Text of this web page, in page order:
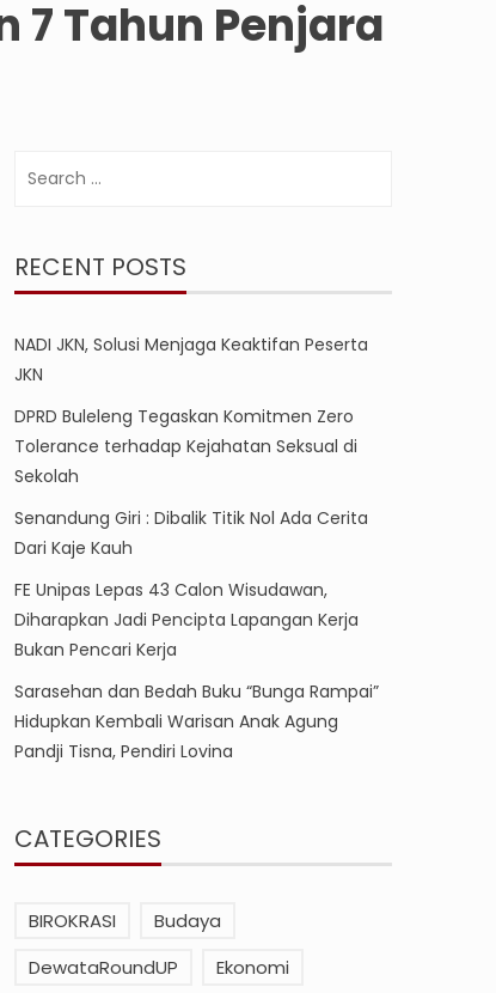
7 Tahun Penjara
RECENT POSTS
NADI JKN, Solusi Menjaga Keaktifan Peserta
JKN
DPRD Buleleng Tegaskan Komitmen Zero
Tolerance terhadap Kejahatan Seksual di
Sekolah
Senandung Giri : Dibalik Titik Nol Ada Cerita
Dari Kaje Kauh
FE Unipas Lepas 43 Calon Wisudawan,
Diharapkan Jadi Pencipta Lapangan Kerja
Bukan Pencari Kerja
Sarasehan dan Bedah Buku “Bunga Rampai”
Hidupkan Kembali Warisan Anak Agung
Pandji Tisna, Pendiri Lovina
CATEGORIES
BIROKRASI
Budaya
DewataRoundUP
Ekonomi